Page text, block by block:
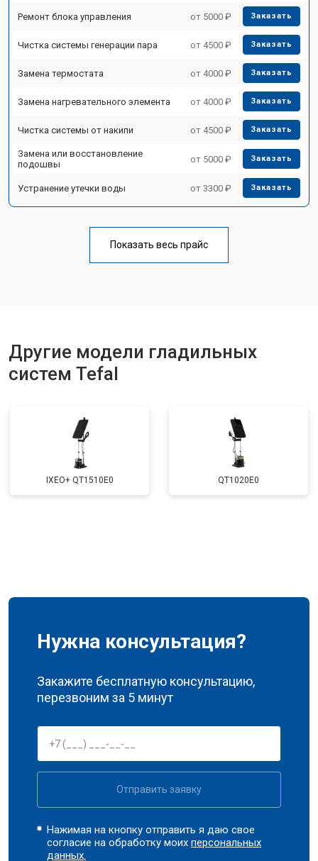
Ремонт блока управления от 5000 ₽ Заказать
Чистка системы генерации пара от 4500 ₽ Заказать
Замена термостата от 4000 ₽ Заказать
Замена нагревательного элемента от 4000 ₽ Заказать
Чистка системы от накипи от 4500 ₽ Заказать
Замена или восстановление
подошвы
от 5000 ₽ Заказать
Устранение утечки воды от 3300 ₽ Заказать
Показать весь прайс
Другие модели гладильных
систем Tefal
IXEO+ QT1510E0 QT1020E0
Нужна консультация?
Закажите бесплатную консультацию,
перезвоним за 5 минут
Отправить заявку
Нажимая на кнопку отправить я даю свое
согласие на обработку моихперсональных
данных.